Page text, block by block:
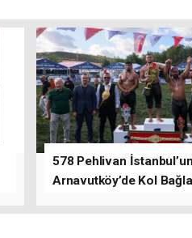
578 Pehlivan İstanbul’un
Arnavutköy’de Kol